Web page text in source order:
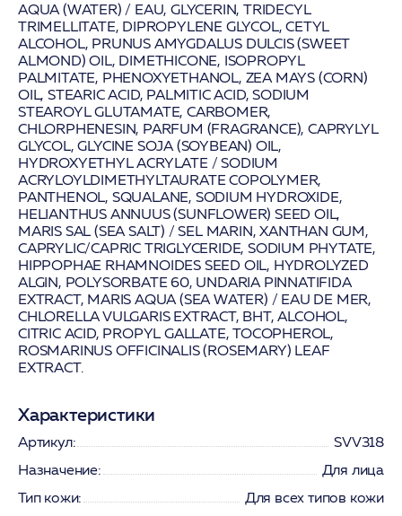
AQUA (WATER) / EAU, GLYCERIN, TRIDECYL
TRIMELLITATE, DIPROPYLENE GLYCOL, CETYL
ALCOHOL, PRUNUS AMYGDALUS DULCIS (SWEET
ALMOND) OIL, DIMETHICONE, ISOPROPYL
PALMITATE, PHENOXYETHANOL, ZEA MAYS (CORN)
OIL, STEARIC ACID, PALMITIC ACID, SODIUM
STEAROYL GLUTAMATE, CARBOMER,
CHLORPHENESIN, PARFUM (FRAGRANCE), CAPRYLYL
GLYCOL, GLYCINE SOJA (SOYBEAN) OIL,
HYDROXYETHYL ACRYLATE / SODIUM
ACRYLOYLDIMETHYLTAURATE COPOLYMER,
PANTHENOL, SQUALANE, SODIUM HYDROXIDE,
HELIANTHUS ANNUUS (SUNFLOWER) SEED OIL,
MARIS SAL (SEA SALT) / SEL MARIN, XANTHAN GUM,
CAPRYLIC/CAPRIC TRIGLYCERIDE, SODIUM PHYTATE,
HIPPOPHAE RHAMNOIDES SEED OIL, HYDROLYZED
ALGIN, POLYSORBATE 60, UNDARIA PINNATIFIDA
EXTRACT, MARIS AQUA (SEA WATER) / EAU DE MER,
CHLORELLA VULGARIS EXTRACT, BHT, ALCOHOL,
CITRIC ACID, PROPYL GALLATE, TOCOPHEROL,
ROSMARINUS OFFICINALIS (ROSEMARY) LEAF
EXTRACT.
Характеристики
Артикул:
SVV318
Назначение:
Для лица
Тип кожи:
Для всех типов кожи